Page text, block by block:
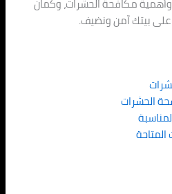
بيتك آمن ونضيف.
الحشرات